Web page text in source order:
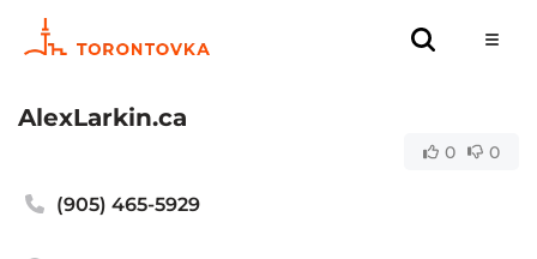
AlexLarkin.ca
0 0
(905) 465-5929